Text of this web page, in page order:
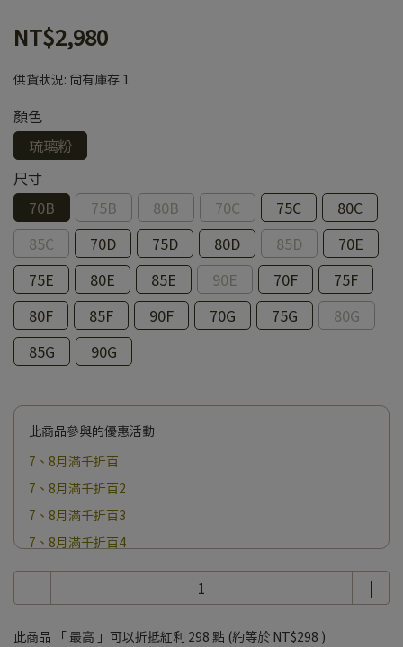
NT$2,980
供貨狀況: 尚有庫存 1
顏色
琉璃粉
尺寸
70B
75B 80B 70C 75C
80C
85C
70D 75D 80D 85D
70E
75E
80E 85E 90E 70F
75F
80F
85F 90F 70G 75G
80G
85G
90G
此商品參與的優惠活動
7、8月滿千折百
7、8月滿千折百2
7、8月滿千折百3
7、8月滿千折百4
7、8月滿千折百5
此商品 「 最高 」可以折抵紅利 298 點 (約等於 NT$298 )